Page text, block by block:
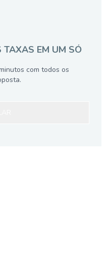
TAXAS EM UM SÓ
com todos os